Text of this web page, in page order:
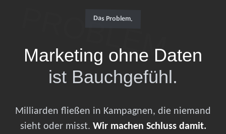
Das Problem.
Marketing ohne Daten
ist Bauchgefühl.
Milliarden fließen in Kampagnen, die niemand
sieht oder misst. Wir machen Schluss damit.
PROBLEM